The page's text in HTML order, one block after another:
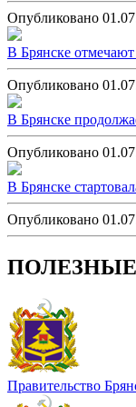
Опубликовано
В Брянске
Опубликовано
В Брянске
Опубликовано
В Брянске
Опубликовано
Правительство